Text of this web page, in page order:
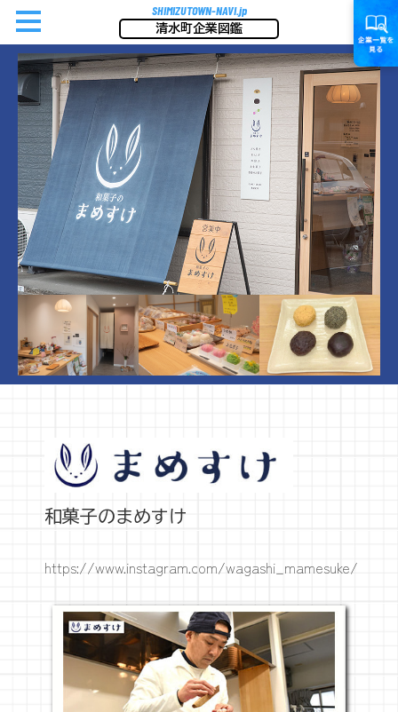
SHIMIZUTOWN-NAVI.jp
清水町企業図鑑
和菓子のまめすけ
https://www.instagram.com/wagashi_mamesuke/